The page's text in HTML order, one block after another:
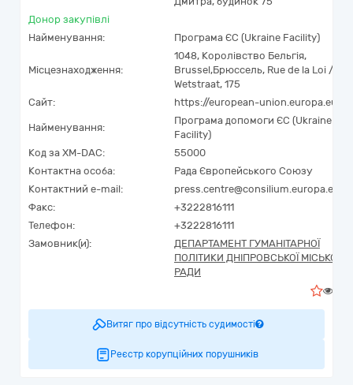
Донор закупівлі
Найменування:
Програма ЄС (Ukraine Facility)
Місцезнаходження:
1048, Королівство Бельгія,
Brussel,Брюссель, Rue de la Loi /
Wetstraat, 175
Сайт:
https://european-union.europa.eu
Найменування:
Програма допомоги ЄС (Ukraine
Facility)
Код за XM-DAC:
55000
Контактна особа:
Рада Європейського Союзу
Контактний e-mail:
press.centre@consilium.europa.eu
Факс:
+3222816111
Телефон:
+3222816111
Замовник(и):
ДЕПАРТАМЕНТ ГУМАНІТАРНОЇ
ПОЛІТИКИ ДНІПРОВСЬКОЇ МІСЬКОЇ
РАДИ
Витяг про відсутність судимості
Реєстр корупційних порушників